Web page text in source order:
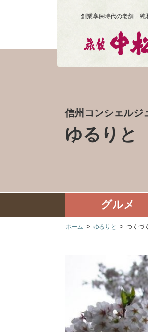
創業享保時代の老舗 純
信州コンシェルジ
ゆるりと
グルメ
ホーム > ゆるりと > つくづ